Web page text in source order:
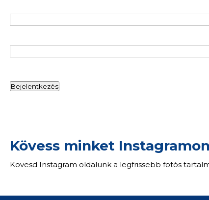
Bejelentkezés
Kövess minket
Kövesd Instagram oldalunk a legfrissebb fotós